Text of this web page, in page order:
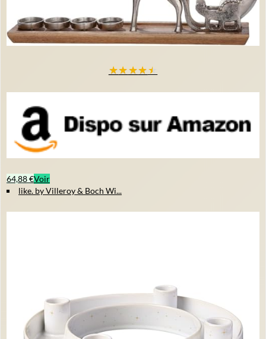
★★★★★
64,88 €Voir
like. by Villeroy & Boch Wi...